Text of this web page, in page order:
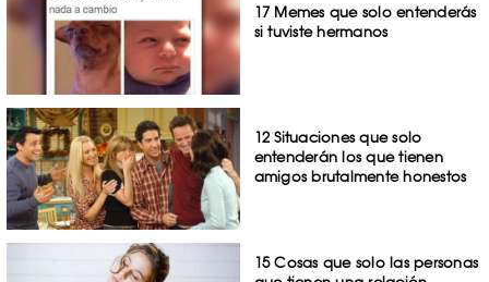
17 Memes que solo entenderás
si tuviste hermanos
12 Situaciones que solo
entenderán los que tienen
amigos brutalmente honestos
15 Cosas que solo las personas